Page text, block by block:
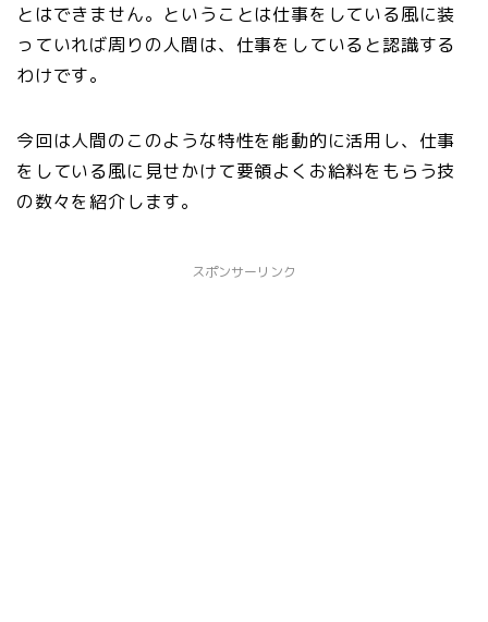
とはできません。ということは仕事をしている風に装
っていれば周りの人間は、仕事をしていると認識する
わけです。
今回は人間のこのような特性を能動的に活用し、仕事
をしている風に見せかけて要領よくお給料をもらう技
の数々を紹介します。
スポンサーリンク